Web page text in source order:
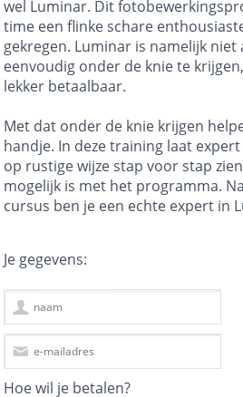
wel Luminar. Dit
time een flinke schare
gekregen. Luminar is namelijk
eenvoudig onder de knie te
lekker betaalbaar.
Met dat onder de knie krijgen
handje. In deze training laat
op rustige wijze stap voor stap
mogelijk is met het programma.
cursus ben je een echte expert in
Je gegevens:
Hoe wil je betalen?